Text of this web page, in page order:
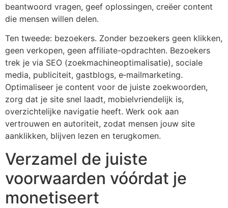
beantwoord vragen, geef oplossingen, creëer content
die mensen willen delen.
Ten tweede: bezoekers. Zonder bezoekers geen klikken,
geen verkopen, geen affiliate-opdrachten. Bezoekers
trek je via SEO (zoekmachineoptimalisatie), sociale
media, publiciteit, gastblogs, e‑mailmarketing.
Optimaliseer je content voor de juiste zoekwoorden,
zorg dat je site snel laadt, mobielvriendelijk is,
overzichtelijke navigatie heeft. Werk ook aan
vertrouwen en autoriteit, zodat mensen jouw site
aanklikken, blijven lezen en terugkomen.
Verzamel de juiste
voorwaarden vóórdat je
monetiseert